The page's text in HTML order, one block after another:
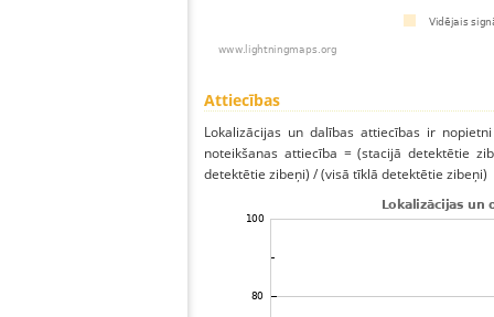
Attiecības
Lokalizācijas un dalības attiecības ir
noteikšanas attiecība = (stacijā detektētie
detektētie zibeņi) / (visā tīklā detektētie zibeņi)